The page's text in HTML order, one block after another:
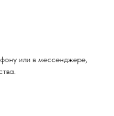
или в мессенджере,